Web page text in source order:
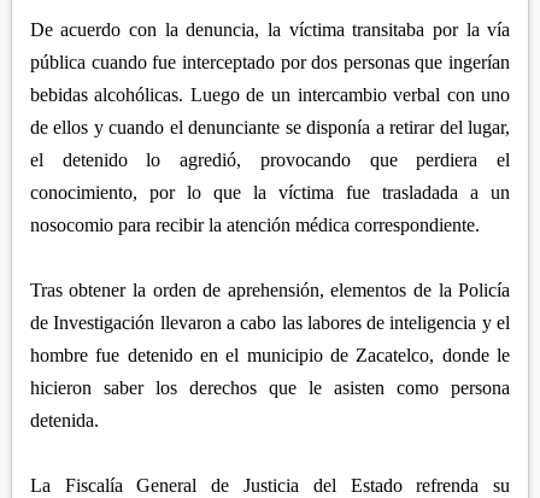
SAN PABLO DEL MONTE
ZACATELCO
CALPULALPAN
HUEYOTLIPAN
NANACAMILPA
SANCTÓRUM
De acuerdo con la denuncia, la víctima transitaba por la vía
pública cuando fue interceptado por dos personas que ingerían
bebidas alcohólicas. Luego de un intercambio verbal con uno
de ellos y cuando el denunciante se disponía a retirar del lugar,
el detenido lo agredió, provocando que perdiera el
conocimiento, por lo que la víctima fue trasladada a un
nosocomio para recibir la atención médica correspondiente.
Tras obtener la orden de aprehensión, elementos de la Policía
de Investigación llevaron a cabo las labores de inteligencia y el
hombre fue detenido en el municipio de Zacatelco, donde le
hicieron saber los derechos que le asisten como persona
detenida.
La Fiscalía General de Justicia del Estado refrenda su